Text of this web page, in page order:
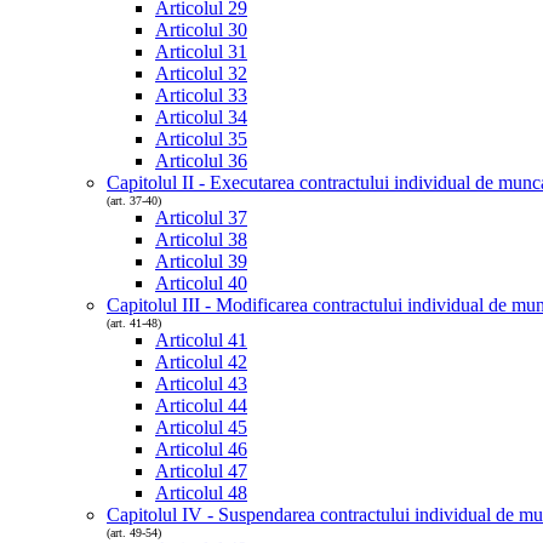
Articolul 29
Articolul 30
Articolul 31
Articolul 32
Articolul 33
Articolul 34
Articolul 35
Articolul 36
Capitolul II - Executarea contractului individual de
(art. 37-40)
Articolul 37
Articolul 38
Articolul 39
Articolul 40
Capitolul III - Modificarea contractului individual de
(art. 41-48)
Articolul 41
Articolul 42
Articolul 43
Articolul 44
Articolul 45
Articolul 46
Articolul 47
Articolul 48
Capitolul IV - Suspendarea contractului individual de
(art. 49-54)